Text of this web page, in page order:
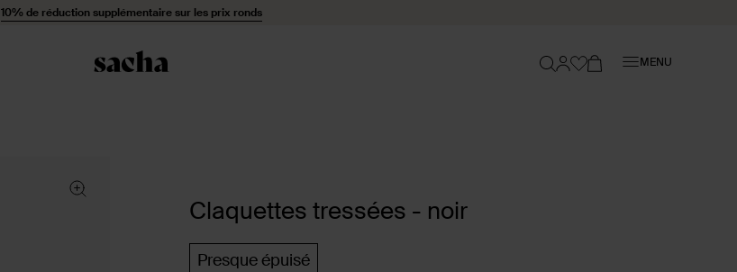
10% de réduction supplémentaire sur les prix ronds
MENU
Claquettes tressées - noir
Presque épuisé